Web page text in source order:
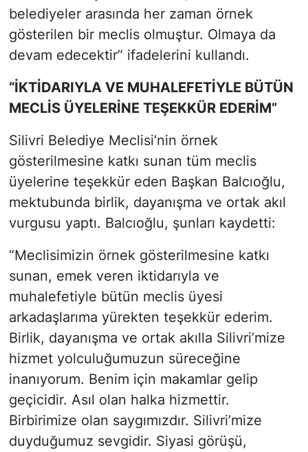
belediyeler arasında her zaman örnek
gösterilen bir meclis olmuştur. Olmaya da
devam edecektir” ifadelerini kullandı.
“İKTİDARIYLA VE MUHALEFETİYLE BÜTÜN
MECLİS ÜYELERİNE TEŞEKKÜR EDERİM”
Silivri Belediye Meclisi’nin örnek
gösterilmesine katkı sunan tüm meclis
üyelerine teşekkür eden Başkan Balcıoğlu,
mektubunda birlik, dayanışma ve ortak akıl
vurgusu yaptı. Balcıoğlu, şunları kaydetti:
“Meclisimizin örnek gösterilmesine katkı
sunan, emek veren iktidarıyla ve
muhalefetiyle bütün meclis üyesi
arkadaşlarıma yürekten teşekkür ederim.
Birlik, dayanışma ve ortak akılla Silivri’mize
hizmet yolculuğumuzun süreceğine
inanıyorum. Benim için makamlar gelip
geçicidir. Asıl olan halka hizmettir.
Birbirimize olan saygımızdır. Silivri’mize
duyduğumuz sevgidir. Siyasi görüşü,